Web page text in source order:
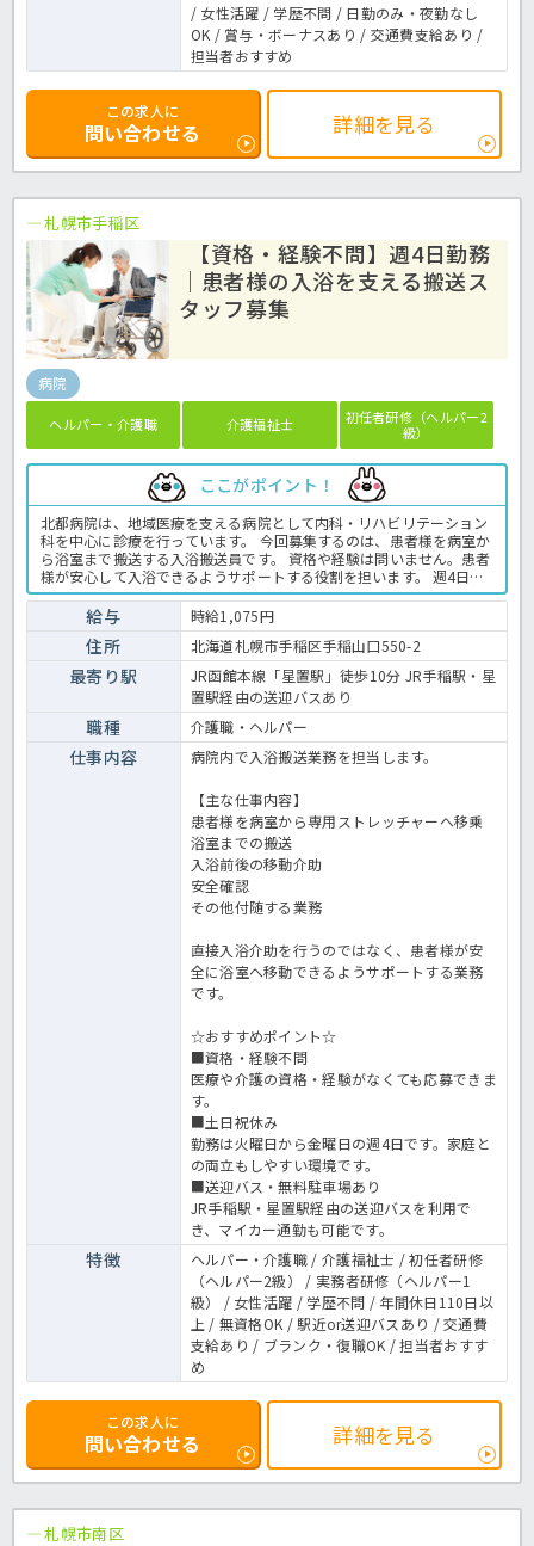
/ 女性活躍 / 学歴不問 / 日勤のみ・夜勤なし
OK / 賞与・ボーナスあり / 交通費支給あり /
担当者おすすめ
この求人に
問い合わせる 詳細を見る
札幌市手稲区
【資格・経験不問】週4日勤務
｜患者様の入浴を支える搬送ス
タッフ募集
病院
ヘルパー・介護職 介護福祉士
初任者研修（ヘルパー2
級）
ここがポイント！
北都病院は、地域医療を支える病院として内科・リハビリテーション
科を中心に診療を行っています。 今回募集するのは、患者様を病室か
ら浴室まで搬送する入浴搬送員です。 資格や経験は問いません。患者
様が安心して入浴できるようサポートする役割を担います。 週4日・9
時から16時までの勤務で、土日祝休みのため、家庭やプライベートと
の両立を目指したい方にもおすすめです。 病院での入浴業務全般で
す。 ＜介護職 パート 病院の入浴搬送員求人＞
給与 時給1,075円
住所 北海道札幌市手稲区手稲山口550-2
最寄り駅
JR函館本線「星置駅」徒歩10分 JR手稲駅・星
置駅経由の送迎バスあり
職種 介護職・ヘルパー
仕事内容 病院内で入浴搬送業務を担当します。
【主な仕事内容】
患者様を病室から専用ストレッチャーへ移乗
浴室までの搬送
入浴前後の移動介助
安全確認
その他付随する業務
直接入浴介助を行うのではなく、患者様が安
全に浴室へ移動できるようサポートする業務
です。
☆おすすめポイント☆
■資格・経験不問
医療や介護の資格・経験がなくても応募できま
す。
■土日祝休み
勤務は火曜日から金曜日の週4日です。家庭と
の両立もしやすい環境です。
■送迎バス・無料駐車場あり
JR手稲駅・星置駅経由の送迎バスを利用で
き、マイカー通勤も可能です。
特徴
ヘルパー・介護職 / 介護福祉士 / 初任者研修
（ヘルパー2級） / 実務者研修（ヘルパー1
級） / 女性活躍 / 学歴不問 / 年間休日110日以
上 / 無資格OK / 駅近or送迎バスあり / 交通費
支給あり / ブランク・復職OK / 担当者おすす
め
この求人に
問い合わせる 詳細を見る
札幌市南区